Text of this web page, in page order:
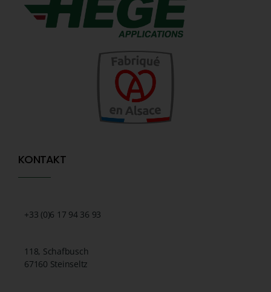
KONTAKT
+33 (0)6 17 94 36 93
118, Schafbusch
67160 Steinseltz